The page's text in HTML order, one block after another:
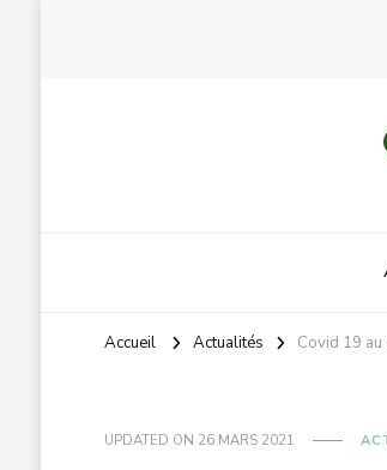
Accueil Actualités Covid 19 au
UPDATED ON 26 MARS 2021